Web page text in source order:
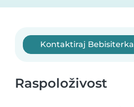
Kontaktiraj Bebisiterka
Raspoloživost